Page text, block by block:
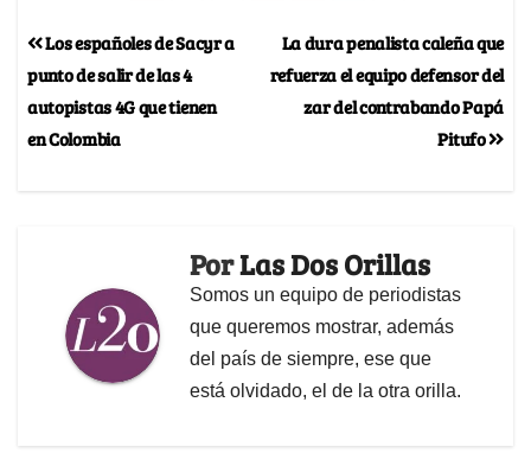
La dura penalista caleña que
refuerza el equipo defensor del
zar del contrabando Papá
Pitufo
Los españoles de Sacyr a
punto de salir de las 4
autopistas 4G que tienen
en Colombia
PorLas Dos Orillas
Somos un equipo de periodistas
que queremos mostrar, además
del país de siempre, ese que
está olvidado, el de la otra orilla.